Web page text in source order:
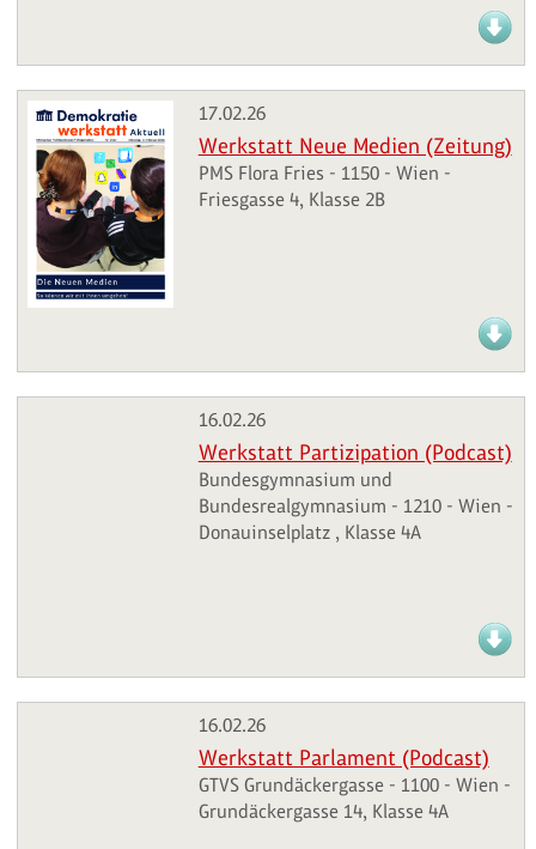
17.02.26
Werkstatt Neue Medien (Zeitung)
PMS Flora Fries - 1150 - Wien -
Friesgasse 4, Klasse 2B
16.02.26
Werkstatt Partizipation (Podcast)
Bundesgymnasium und
Bundesrealgymnasium - 1210 - Wien -
Donauinselplatz , Klasse 4A
16.02.26
Werkstatt Parlament (Podcast)
GTVS Grundäckergasse - 1100 - Wien -
Grundäckergasse 14, Klasse 4A